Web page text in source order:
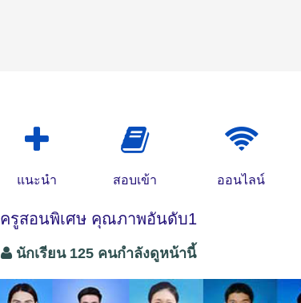
แนะนำ สอบเข้า ออนไลน์
ครูสอนพิเศษ คุณภาพอันดับ1
นักเรียน 125 คนกำลังดูหน้านี้